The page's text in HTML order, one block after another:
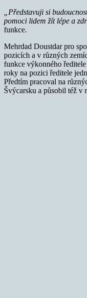
„Představuji si
pomoci lidem žít lépe a
funkce.
Mehrdad Doustdar pro
pozicích a v různých
funkce výkonného
roky na pozici ředitele
Předtím pracoval na
Švýcarsku a působil též v